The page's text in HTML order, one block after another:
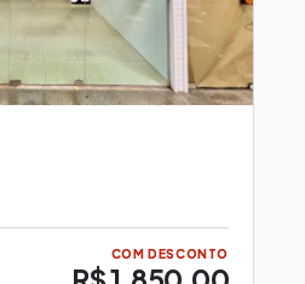
COM DESCONTO